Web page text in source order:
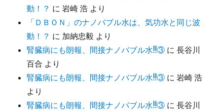
動！？ に岩崎 浩 より
「ＤＢＯＮ」のナノバブル水は、気功水と同じ波
動！？ に 加納忠毅 より
腎臓病にも朗報、間接ナノバブル水!!③ に長谷川
百合 より
腎臓病にも朗報、間接ナノバブル水!!③ に岩崎 浩
より
腎臓病にも朗報、間接ナノバブル水!!③ に長谷川